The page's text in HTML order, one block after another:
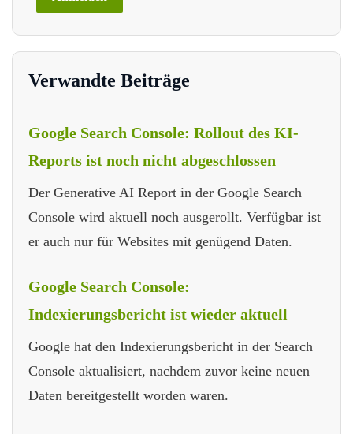
Verwandte Beiträge
Google Search Console: Rollout des KI-
Reports ist noch nicht abgeschlossen
Der Generative AI Report in der Google Search
Console wird aktuell noch ausgerollt. Verfügbar ist
er auch nur für Websites mit genügend Daten.
Google Search Console:
Indexierungsbericht ist wieder aktuell
Google hat den Indexierungsbericht in der Search
Console aktualisiert, nachdem zuvor keine neuen
Daten bereitgestellt worden waren.